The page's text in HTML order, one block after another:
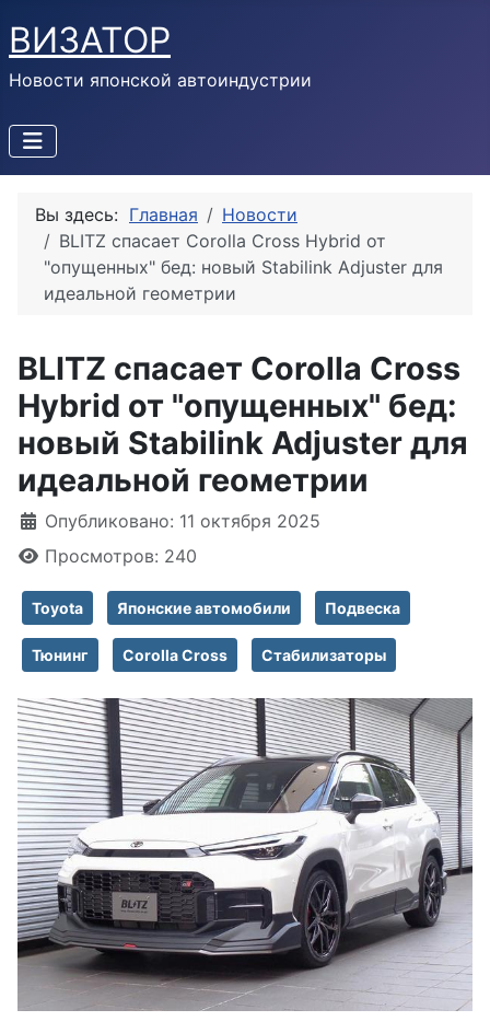
ВИЗАТОР
Новости японской автоиндустрии
Вы здесь: Главная
Новости
BLITZ спасает Corolla Cross Hybrid от
"опущенных" бед: новый Stabilink Adjuster для
идеальной геометрии
BLITZ спасает Corolla Cross
Hybrid от "опущенных" бед:
новый Stabilink Adjuster для
идеальной геометрии
Информация о материале
Опубликовано: 11 октября 2025
Просмотров: 240
Toyota Японские автомобили Подвеска
Тюнинг Corolla Cross Стабилизаторы